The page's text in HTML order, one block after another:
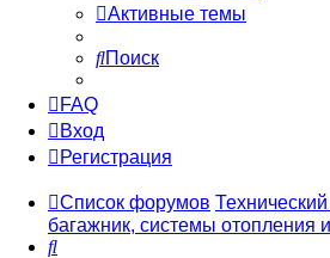
Активные темы
Поиск
FAQ
Вход
Регистрация
Список форумов
багажник, системы отопления
Поиск